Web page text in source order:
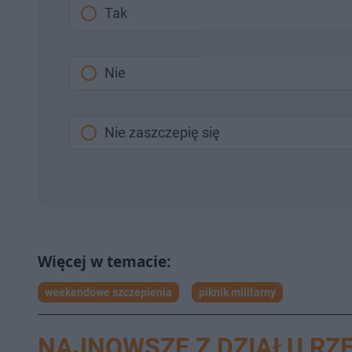
Tak
Nie
Nie zaszczepię się
weekendowe szczepienia piknik militarny